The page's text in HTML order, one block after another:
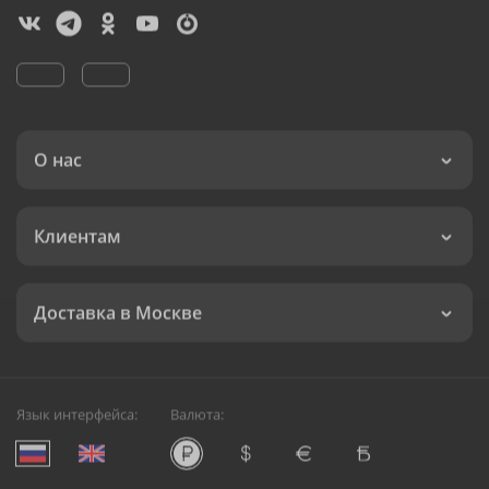
О нас
Клиентам
Доставка в Москве
Язык интерфейса: Валюта: